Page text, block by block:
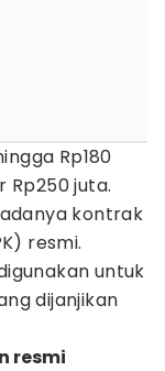
Rp180
Rp250 juta.
kontrak
resmi.
untuk
dijanjikan
resmi